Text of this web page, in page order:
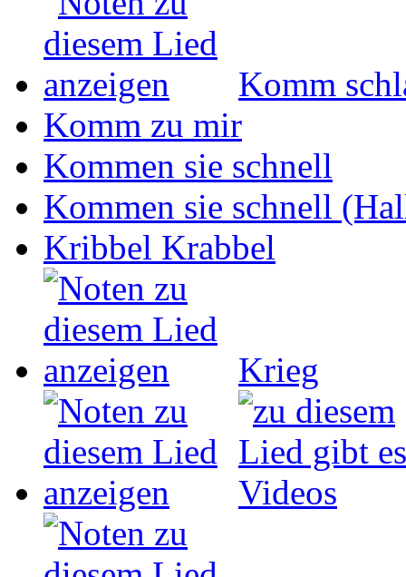
Komm
Komm zu mir
Kommen sie schnell
Kommen sie schnell
Kribbel Krabbel
Krieg